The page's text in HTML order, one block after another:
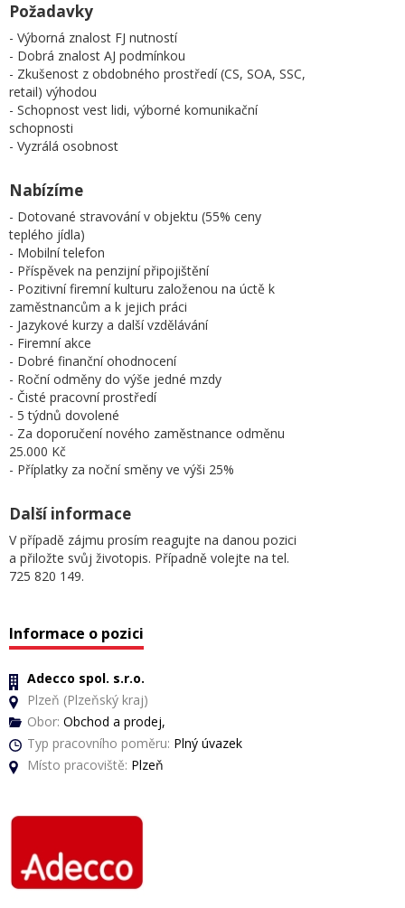
Požadavky
- Výborná znalost FJ nutností
- Dobrá znalost AJ podmínkou
- Zkušenost z obdobného prostředí (CS, SOA, SSC,
retail) výhodou
- Schopnost vest lidi, výborné komunikační
schopnosti
- Vyzrálá osobnost
Nabízíme
- Dotované stravování v objektu (55% ceny
teplého jídla)
- Mobilní telefon
- Příspěvek na penzijní připojištění
- Pozitivní firemní kulturu založenou na úctě k
zaměstnancům a k jejich práci
- Jazykové kurzy a další vzdělávání
- Firemní akce
- Dobré finanční ohodnocení
- Roční odměny do výše jedné mzdy
- Čisté pracovní prostředí
- 5 týdnů dovolené
- Za doporučení nového zaměstnance odměnu
25.000 Kč
- Příplatky za noční směny ve výši 25%
Další informace
V případě zájmu prosím reagujte na danou pozici
a přiložte svůj životopis. Případně volejte na tel.
725 820 149.
Informace o pozici
Adecco spol. s.r.o.
Plzeň (Plzeňský kraj)
Obor: Obchod a prodej,
Typ pracovního poměru: Plný úvazek
Místo pracoviště: Plzeň